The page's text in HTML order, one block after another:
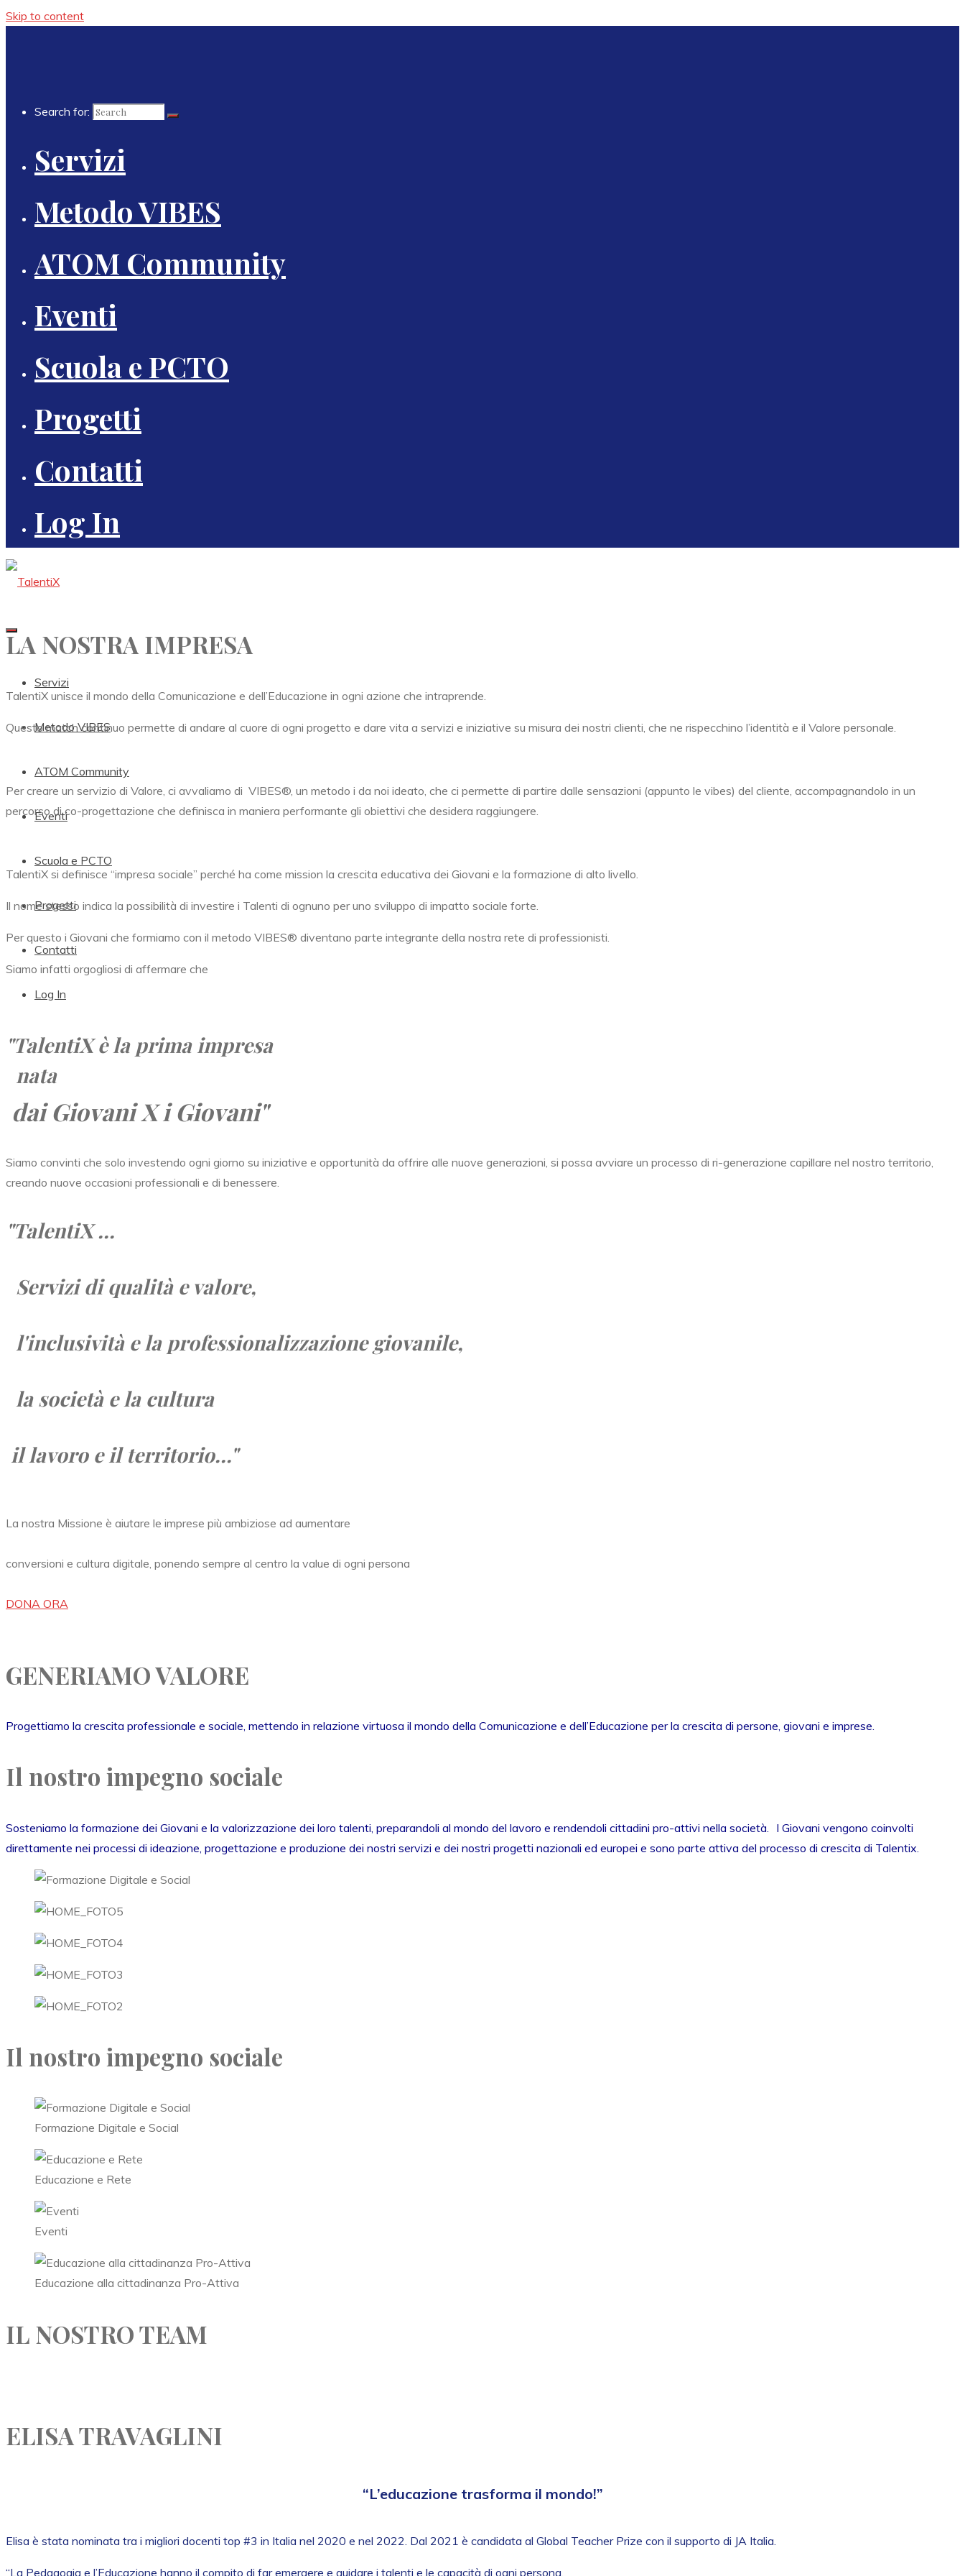
Skip to content
Search for:
Servizi
Metodo VIBES
ATOM Community
Eventi
Scuola e PCTO
Progetti
Contatti
Log In
Servizi
Metodo VIBES
ATOM Community
Eventi
Scuola e PCTO
Progetti
Contatti
Log In
LA NOSTRA IMPRESA
TalentiX unisce il mondo della Comunicazione e dell’Educazione in ogni azione che intraprende.
Questo match continuo permette di andare al cuore di ogni progetto e dare vita a servizi e iniziative su misura dei nostri clienti, che ne rispecchino l’identità e il Valore personale.
Per creare un servizio di Valore, ci avvaliamo di VIBES®, un metodo i da noi ideato, che ci permette di partire dalle sensazioni (appunto le vibes) del cliente, accompagnandolo in un
percorso di co-progettazione che definisca in maniera performante gli obiettivi che desidera raggiungere.
TalentiX si definisce “impresa sociale” perché ha come mission la crescita educativa dei Giovani e la formazione di alto livello.
Il nome stesso indica la possibilità di investire i Talenti di ognuno per uno sviluppo di impatto sociale forte.
Per questo i Giovani che formiamo con il metodo VIBES® diventano parte integrante della nostra rete di professionisti.
Siamo infatti orgogliosi di affermare che
"TalentiXè la prima impresa
nata
dai Giovani X i Giovani"
Siamo convinti che solo investendo ogni giorno su iniziative e opportunità da offrire alle nuove generazioni, si possa avviare un processo di ri-generazione capillare nel nostro territorio,
creando nuove occasioni professionali e di benessere.
"TalentiX ...
Servizi di qualità e valore,
l'inclusività e la professionalizzazione giovanile,
la società ela cultura
il lavoro eil territorio..."
La nostra Missione è aiutare le imprese più ambiziose ad aumentare
conversioni e cultura digitale, ponendo sempre al centro la value di ogni persona
DONA ORA
GENERIAMO VALORE
Progettiamo la crescita professionale e sociale, mettendo in relazione virtuosa il mondo della Comunicazione e dell’Educazione per la crescita di persone, giovani e imprese.
Il nostro impegno sociale
Sosteniamo la formazione dei Giovani e la valorizzazione dei loro talenti, preparandoli al mondo del lavoro e rendendoli cittadini pro-attivi nella società. I Giovani vengono coinvolti
direttamente nei processi di ideazione, progettazione e produzione dei nostri servizi e dei nostri progetti nazionali ed europei e sono parte attiva del processo di crescita di Talentix.
Il nostro impegno sociale
Formazione Digitale e Social
Educazione e Rete
Eventi
Educazione alla cittadinanza Pro-Attiva
IL NOSTRO TEAM
ELISA TRAVAGLINI
“L’educazione trasforma il mondo!”
Elisa è stata nominata tra i migliori docenti top #3 in Italia nel 2020 e nel 2022. Dal 2021 è candidata al Global Teacher Prize con il supporto di JA Italia.
“La Pedagogia e l’Educazione hanno il compito di far emergere e guidare i talenti e le capacità di ogni persona.